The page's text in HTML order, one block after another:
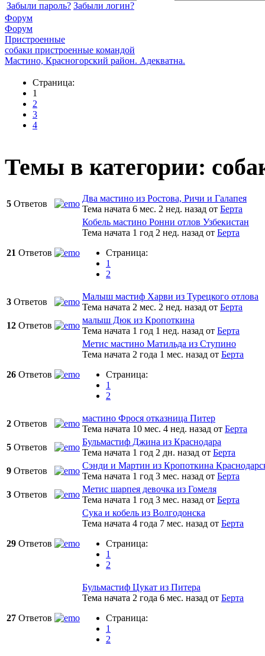
Забыли пароль? Забыли логин?
Форум
Форум
Пристроенные
собаки пристроенные командой
Мастино, Красногорский район. Адекватна.
Страница:
1
2
3
4
Темы в категории:
5 Ответов
Два мастино из Ростова, Ричи и Галапея
Тема начата 6 мес. 2 нед. назад от Берта
21 Ответов
Кобель мастино Ронни отлов Узбекистан
Тема начата 1 год 2 нед. назад от Берта
Страница:
1
2
3 Ответов
Малыш мастиф Харви из Турецкого отлова
Тема начата 2 мес. 2 нед. назад от Берта
12 Ответов
малыш Дюк из Кропоткина
Тема начата 1 год 1 нед. назад от Берта
26 Ответов
Метис мастино Матильда из Ступино
Тема начата 2 года 1 мес. назад от Берта
Страница:
1
2
2 Ответов
мастино Фрося отказница Питер
Тема начата 10 мес. 4 нед. назад от Берта
5 Ответов
Бульмастиф Джина из Краснодара
Тема начата 1 год 2 дн. назад от Берта
9 Ответов
Сэнди и Мартин из Кропоткина
Тема начата 1 год 3 мес. назад от Берта
3 Ответов
Метис шарпея девочка из Гомеля
Тема начата 1 год 3 мес. назад от Берта
29 Ответов
Сука и кобель из Волгодонска
Тема начата 4 года 7 мес. назад от Берта
Страница:
1
2
27 Ответов
Бульмастиф Цукат из Питера
Тема начата 2 года 6 мес. назад от Берта
Страница:
1
2